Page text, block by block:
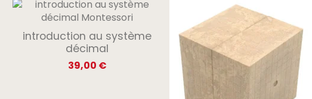
introduction au système
décimal
39,00 €